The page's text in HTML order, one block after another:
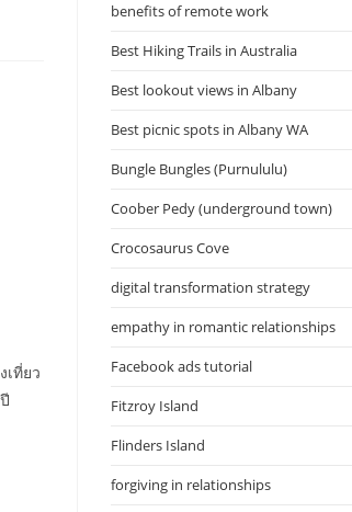
ที่ยว
benefits of remote work
Best Hiking Trails in Australia
Best lookout views in Albany
Best picnic spots in Albany WA
Bungle Bungles (Purnululu)
Coober Pedy (underground town)
Crocosaurus Cove
digital transformation strategy
empathy in romantic relationships
Facebook ads tutorial
Fitzroy Island
Flinders Island
forgiving in relationships